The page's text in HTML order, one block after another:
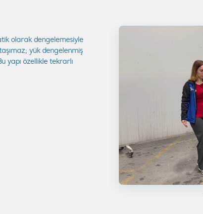
olarak dengelemesiyle
yük dengelenmiş
yapı özellikle tekrarlı